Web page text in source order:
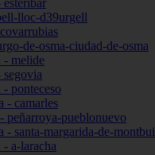
esteribar
lloc-d39urgell
de-osma-ciudad-de-osma
- melide
segovia
ponteceso
- camarles
peñarroya-pueblonuevo
- santa-margarida-de-montbui
a-laracha